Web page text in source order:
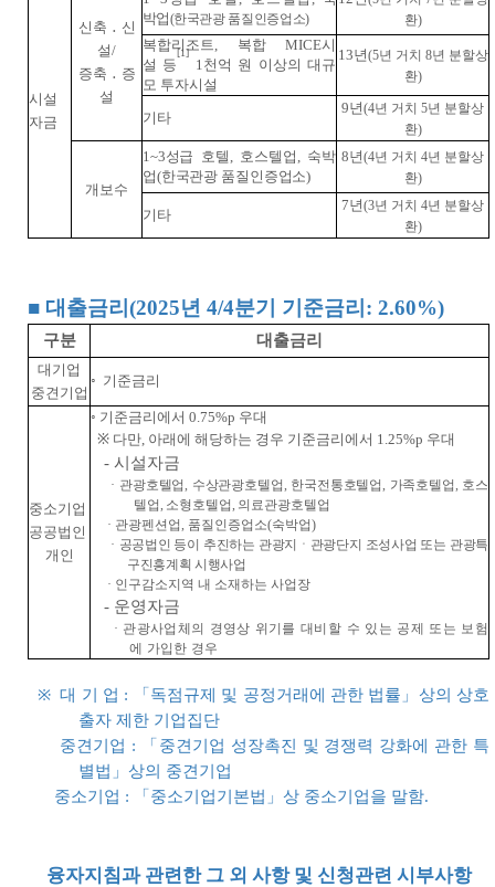
시설
자금
신축 ․ 신
설/
증축 ․ 증
설
박업(한국관광 품질인증업소)
환)
복합리조트, 복합 MICE시
설 등
[1]
1천억 원 이상의 대규
모 투자시설
13년(5년 거치 8년 분할상
환)
기타
9년(4년 거치 5년 분할상
환)
개보수
1~3성급 호텔, 호스텔업, 숙박
업(한국관광 품질인증업소)
8년(4년 거치 4년 분할상
환)
기타
7년(3년 거치 4년 분할상
환)
■ 대출금리(2025년 4/4분기 기준금리: 2.60%)
구분 대출금리
대기업
중견기업
◦ 기준금리
중소기업
공공법인
개인
◦ 기준금리에서 0.75%p 우대
※ 다만, 아래에 해당하는 경우 기준금리에서 1.25%p 우대
- 시설자금
· 관광호텔업, 수상관광호텔업, 한국전통호텔업, 가족호텔업, 호스
텔업, 소형호텔업, 의료관광호텔업
· 관광펜션업, 품질인증업소(숙박업)
· 공공법인 등이 추진하는 관광지ㆍ관광단지 조성사업 또는 관광특
구진흥계획 시행사업
· 인구감소지역 내 소재하는 사업장
- 운영자금
· 관광사업체의 경영상 위기를 대비할 수 있는 공제 또는 보험
에 가입한 경우
※대 기 업 : 「독점규제 및 공정거래에 관한 법률」상의 상호
출자 제한 기업집단
중견기업 : 「중견기업 성장촉진 및 경쟁력 강화에 관한 특
별법」상의 중견기업
중소기업 : 「중소기업기본법」상 중소기업을 말함.
융자지침과 관련한 그 외 사항 및 신청관련 시부사항